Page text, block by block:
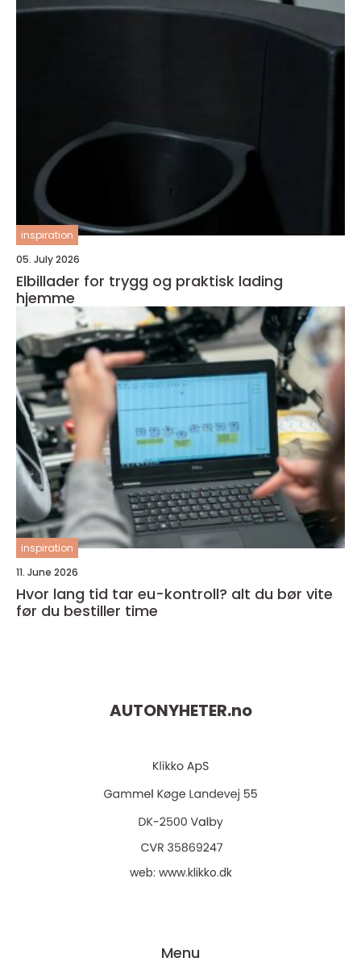
inspiration
05. July 2026
Elbillader for trygg og praktisk lading
hjemme
inspiration
11. June 2026
Hvor lang tid tar eu-kontroll? alt du bør vite
før du bestiller time
AUTONYHETER.no
web: www.klikko.dk
Menu